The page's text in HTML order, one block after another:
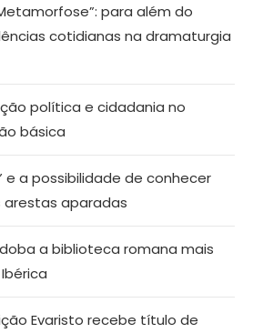
para além do
cotidianas na dramaturgia
política e cidadania no
básica
e a possibilidade de conhecer
arestas aparadas
a biblioteca romana mais
Evaristo recebe título de